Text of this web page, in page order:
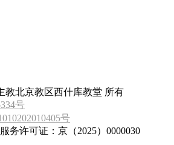
教北京教区西什库教堂 所有
号
号
务许可证：京（2025）0000030